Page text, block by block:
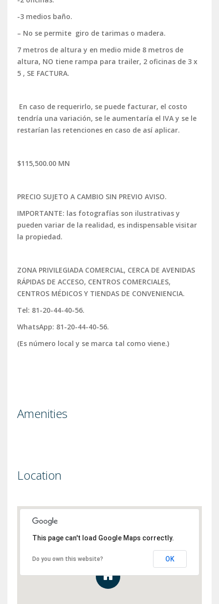
-3 medios baño.
– No se permite giro de tarimas o madera.
7 metros de altura y en medio mide 8 metros de
altura, NO tiene rampa para trailer, 2 oficinas de 3 x
5 , SE FACTURA.
En caso de requerirlo, se puede facturar, el costo
tendría una variación, se le aumentaría el IVA y se le
restarían las retenciones en caso de así aplicar.
$115,500.00 MN
PRECIO SUJETO A CAMBIO SIN PREVIO AVISO.
IMPORTANTE: las fotografías son ilustrativas y
pueden variar de la realidad, es indispensable visitar
la propiedad.
ZONA PRIVILEGIADA COMERCIAL, CERCA DE AVENIDAS
RÁPIDAS DE ACCESO, CENTROS COMERCIALES,
CENTROS MÉDICOS Y TIENDAS DE CONVENIENCIA.
Tel: 81-20-44-40-56.
WhatsApp: 81-20-44-40-56.
(Es número local y se marca tal como viene.)
Amenities
Location
This page can't load Google Maps correctly.
Do you own this website? OK